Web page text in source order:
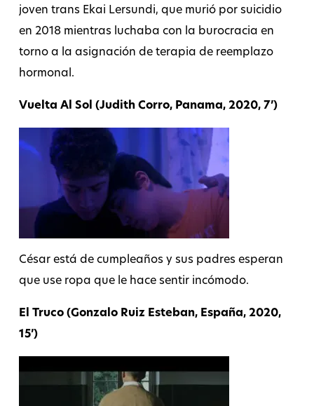
joven trans Ekai Lersundi, que murió por suicidio
en 2018 mientras luchaba con la burocracia en
torno a la asignación de terapia de reemplazo
hormonal.
Vuelta Al Sol (Judith Corro, Panama, 2020, 7’)
César está de cumpleaños y sus padres esperan
que use ropa que le hace sentir incómodo.
El Truco (Gonzalo Ruiz Esteban, España, 2020,
15’)